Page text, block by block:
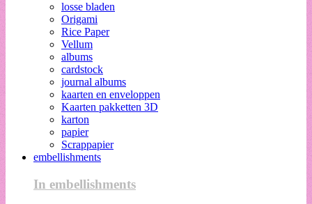
losse bladen
Origami
Rice Paper
Vellum
albums
cardstock
journal albums
kaarten en enveloppen
Kaarten pakketten 3D
karton
papier
Scrappapier
embellishments
In embellishments